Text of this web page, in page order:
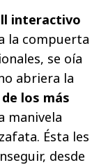
interactivo
la compuerta
se oía
abriera la
los más
manivela
Ésta les
desde